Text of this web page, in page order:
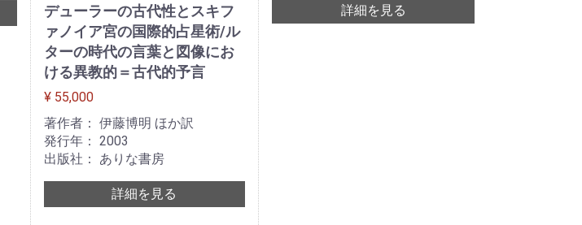
デューラーの古代性とスキフ
ァノイア宮の国際的占星術/ル
ターの時代の言葉と図像にお
ける異教的＝古代的予言
¥ 55,000
著作者： 伊藤博明 ほか訳
発行年： 2003
出版社： ありな書房
詳細を見る
詳細を見る